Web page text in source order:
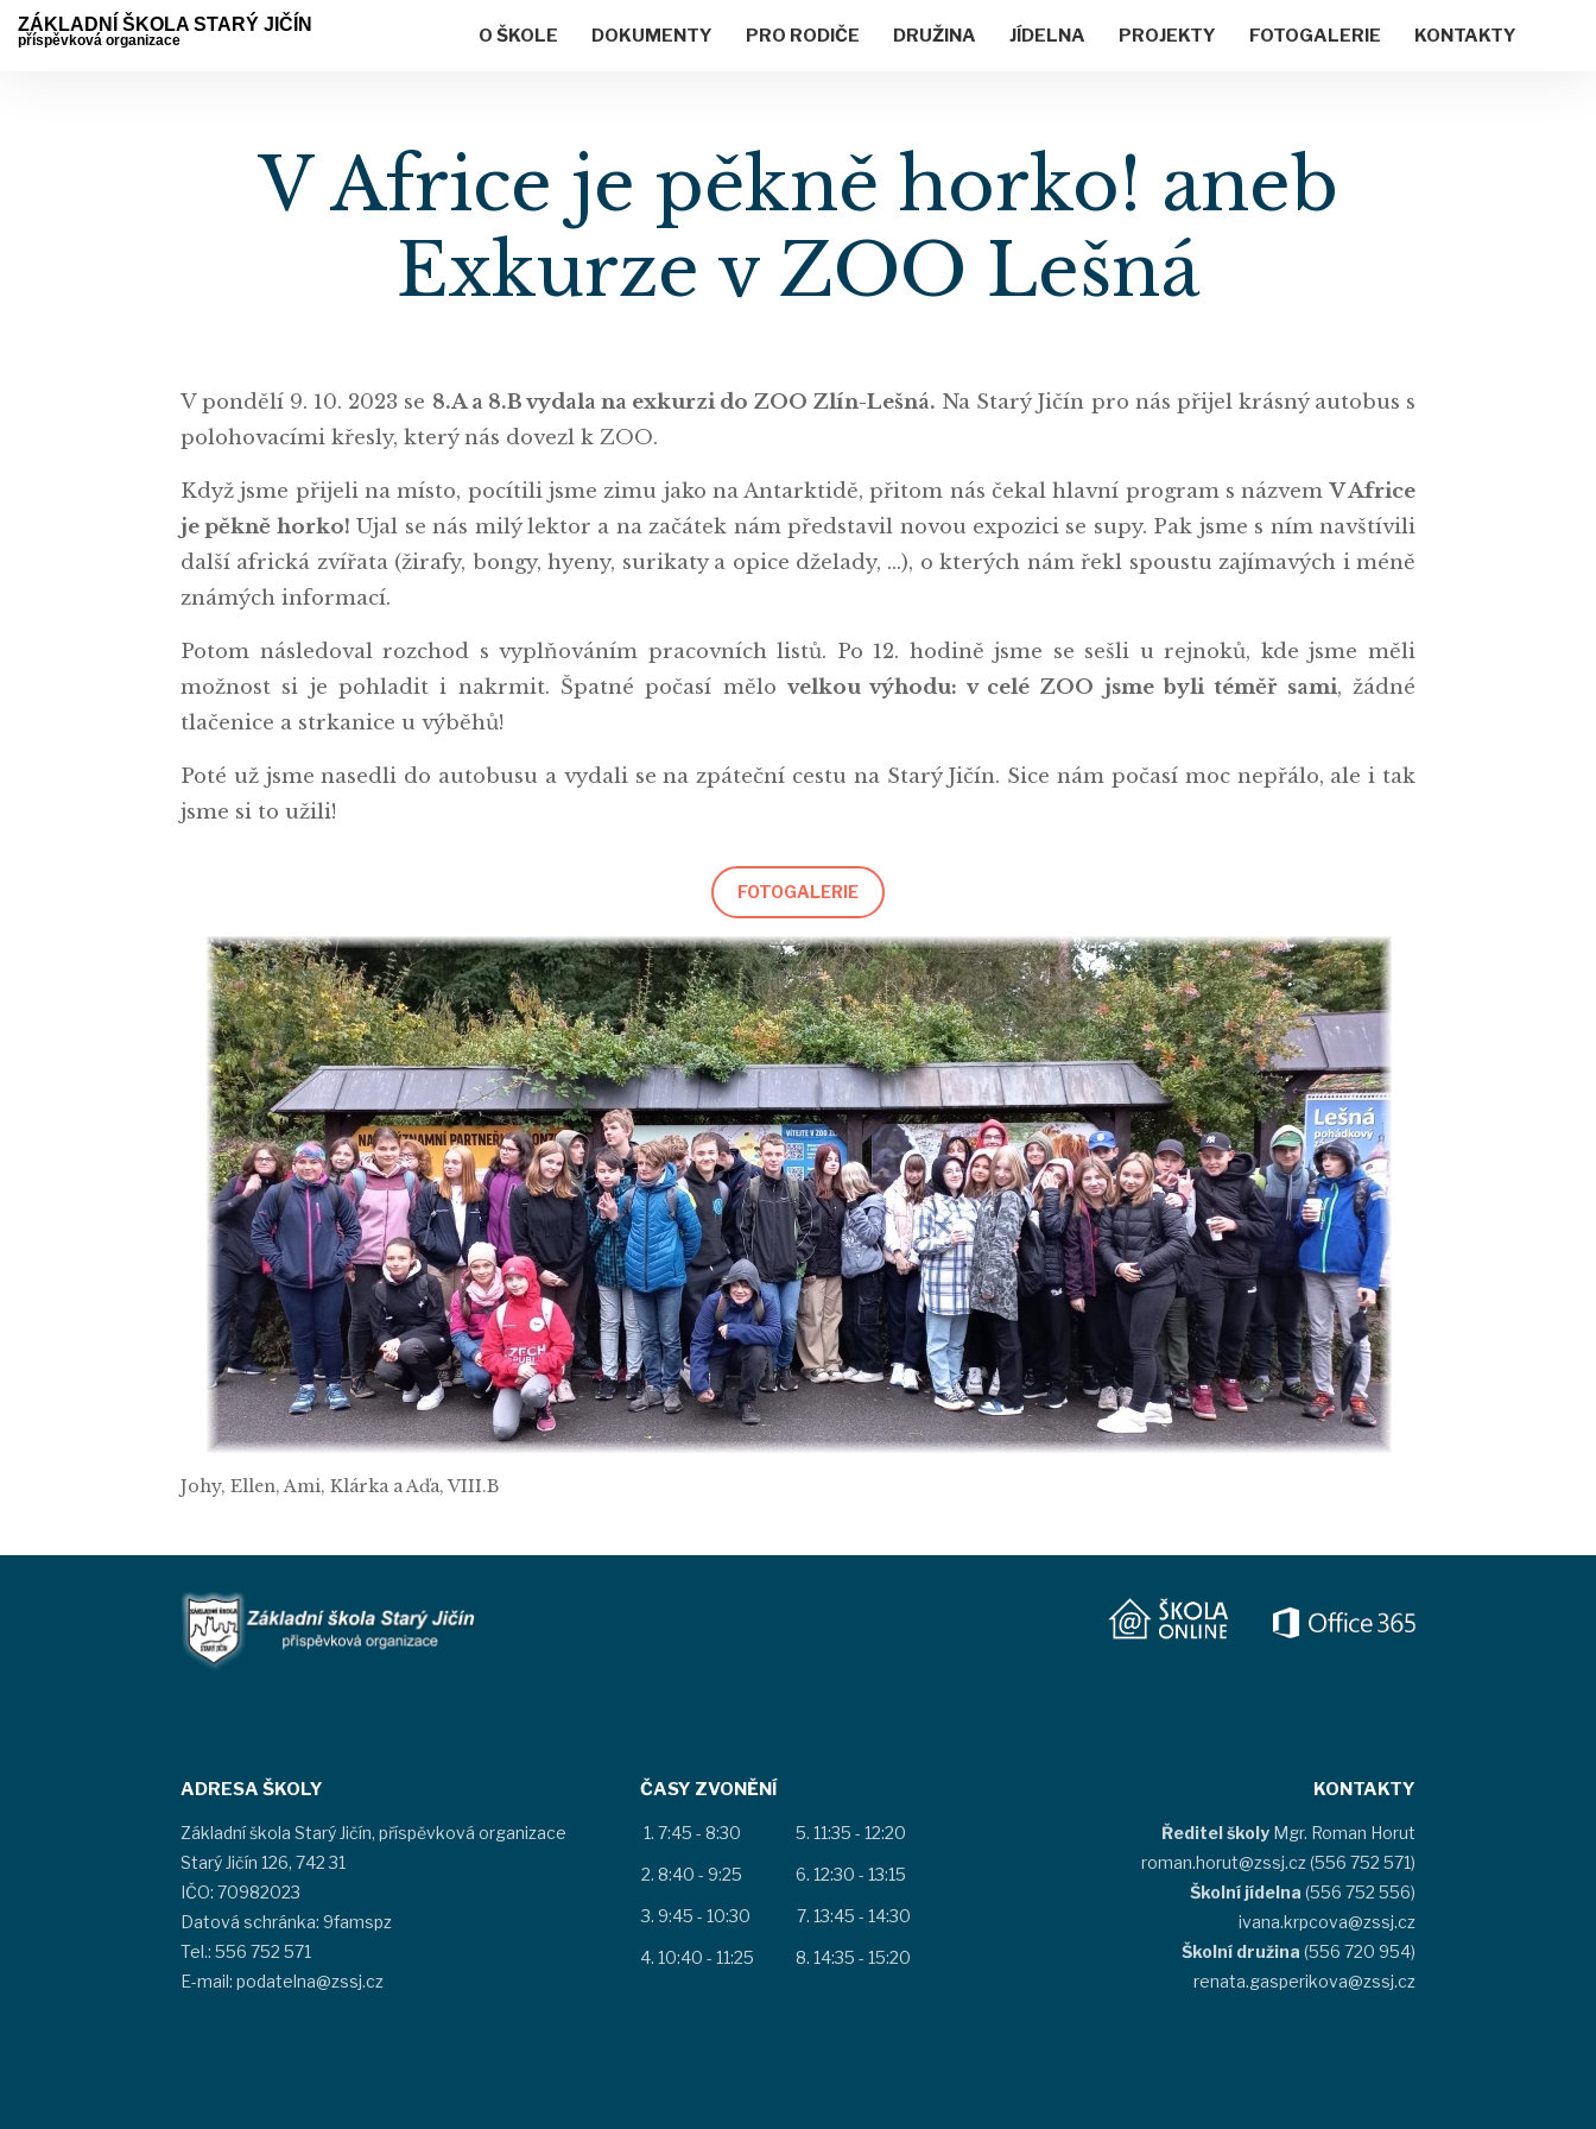
ZÁKLADNÍ ŠKOLA STARÝ JIČÍN
příspěvková organizace O ŠKOLE DOKUMENTY PRO RODIČE DRUŽINA JÍDELNA PROJEKTY FOTOGALERIE KONTAKTY
V Africe je pěkně horko! aneb
Exkurze v ZOO Lešná
V pondělí 9. 10. 2023 se 8.A a 8.B vydala na exkurzi do ZOO Zlín-Lešná. Na Starý Jičín pro nás přijel krásný autobus s
polohovacími křesly, který nás dovezl k ZOO.
Když jsme přijeli na místo, pocítili jsme zimu jako na Antarktidě, přitom nás čekal hlavní program s názvemV Africe
je pěkně horko! Ujal se nás milý lektor a na začátek nám představil novou expozici se supy. Pak jsme s ním navštívili
další africká zvířata (žirafy, bongy, hyeny, surikaty a opice dželady, …), o kterých nám řekl spoustu zajímavých i méně
známých informací.
Potom následoval rozchod s vyplňováním pracovních listů. Po 12. hodině jsme se sešli u rejnoků, kde jsme měli
možnost si je pohladit i nakrmit. Špatné počasí mělo velkou výhodu: v celé ZOO jsme byli téměř sami, žádné
tlačenice a strkanice u výběhů!
Poté už jsme nasedli do autobusu a vydali se na zpáteční cestu na Starý Jičín. Sice nám počasí moc nepřálo, ale i tak
jsme si to užili!
FOTOGALERIE
Johy, Ellen, Ami, Klárka a Aďa, VIII.B
ADRESA ŠKOLY
Základní škola Starý Jičín, příspěvková organizace
Starý Jičín 126, 742 31
IČO: 70982023
Datová schránka: 9famspz
Tel.: 556 752 571
E-mail: podatelna@zssj.cz
ČASY ZVONĚNÍ
7:45 - 8:30
8:40 - 9:25
9:45 - 10:30
10:40 - 11:25
11:35 - 12:20
12:30 - 13:15
13:45 - 14:30
14:35 - 15:20
KONTAKTY
Ředitel školy Mgr. Roman Horut
roman.horut@zssj.cz (556 752 571)
Školní jídelna (556 752 556)
ivana.krpcova@zssj.cz
Školní družina (556 720 954)
renata.gasperikova@zssj.cz